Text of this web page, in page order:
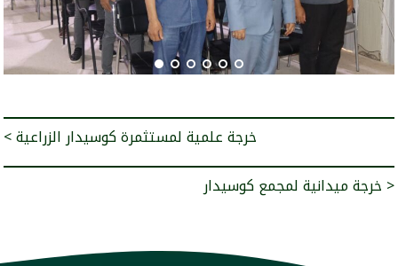
< خرجة علمية لمستثمرة كوسيدار الزراعية
خرجة ميدانية لمجمع كوسيدار >